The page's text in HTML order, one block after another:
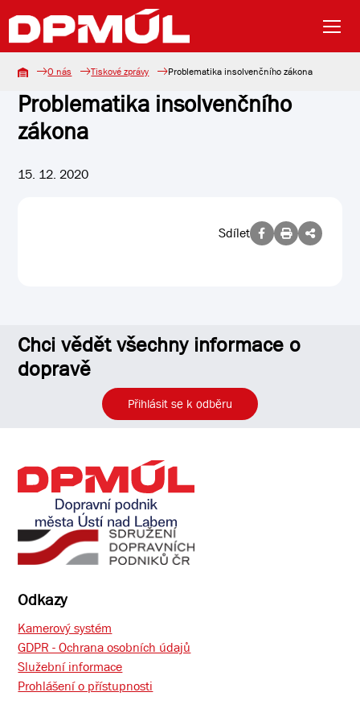
O nás Tiskové zprávy Problematika insolvenčního zákona
Problematika insolvenčního
zákona
15. 12. 2020
Sdílet
Chci vědět všechny informace o
dopravě
Přihlásit se k odběru
Odkazy
Kamerový systém
GDPR - Ochrana osobních údajů
Služební informace
Prohlášení o přístupnosti